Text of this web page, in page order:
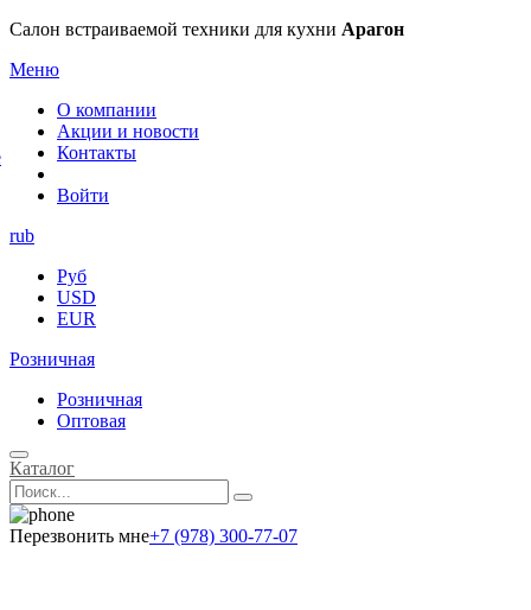
Салон встраиваемой техники для кухни Арагон
Меню
О компании
Акции и новости
Контакты
Войти
rub
Руб
USD
EUR
Розничная
Розничная
Оптовая
Каталог
Перезвонить мне+7 (978) 300-77-07